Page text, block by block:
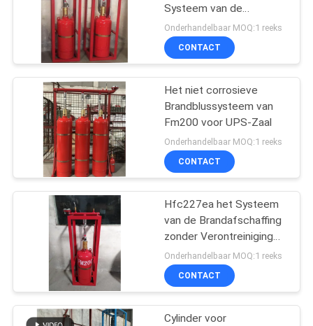
Schone Agent Fire
Suppression System
5
Co2-het Systeem
van de
Brandafschaffing
19
Systeem van de
Brandafschaffing zonder
Verontreiniging voor
Museum
Onderhandelbaar MOQ:1 reeks
CONTACT
Het niet corrosieve
Brandblussysteem van
Fm200 voor UPS-Zaal
Onderhandelbaar MOQ:1 reeks
CONTACT
Hfc227ea het Systeem
van de Brandafschaffing
zonder Verontreiniging
voor Computerzaal
Onderhandelbaar MOQ:1 reeks
CONTACT
Cylinder voor